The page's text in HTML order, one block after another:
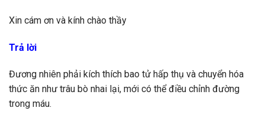
Xin cám ơn và kính chào thầy
Trả lời
Đương nhiên phải kích thích bao tử hấp thụ và chuyển hóa
thức ăn như trâu bò nhai lại, mới có thể điều chỉnh đường
trong máu.